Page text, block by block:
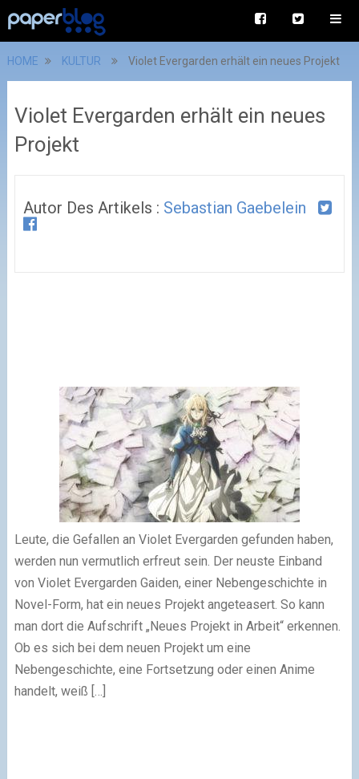
HOME KULTUR Violet Evergarden erhält ein neues Projekt
Violet Evergarden erhält ein neues
Projekt
Autor Des Artikels : Sebastian Gaebelein
Leute, die Gefallen an Violet Evergarden gefunden haben,
werden nun vermutlich erfreut sein. Der neuste Einband
von Violet Evergarden Gaiden, einer Nebengeschichte in
Novel-Form, hat ein neues Projekt angeteasert. So kann
man dort die Aufschrift „Neues Projekt in Arbeit“ erkennen.
Ob es sich bei dem neuen Projekt um eine
Nebengeschichte, eine Fortsetzung oder einen Anime
handelt, weiß […]